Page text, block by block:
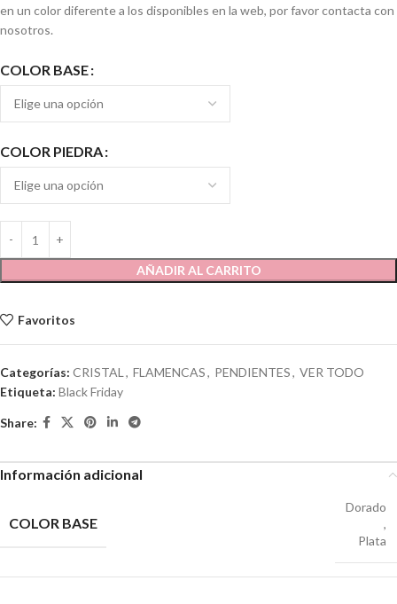
en un color diferente a los disponibles en la web, por favor contacta con
nosotros.
COLOR BASE
COLOR PIEDRA
AÑADIR AL CARRITO
Favoritos
Categorías: CRISTAL , FLAMENCAS, PENDIENTES, VER TODO
Etiqueta: Black Friday
Share:
Información adicional
COLOR BASE
Dorado
,
Plata